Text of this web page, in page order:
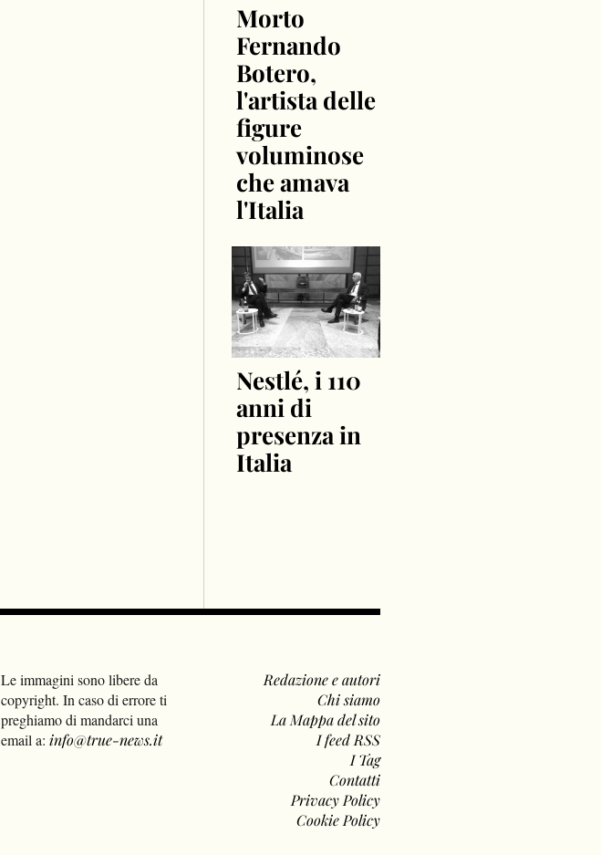
Morto
Fernando
Botero,
l'artista delle
figure
voluminose
che amava
l'Italia
Nestlé, i 110
anni di
presenza in
Italia
Le immagini sono libere da
copyright. In caso di errore ti
preghiamo di mandarci una
email a: info@true-news.it
Redazione e autori
Chi siamo
La Mappa del sito
I feed RSS
I Tag
Contatti
Privacy Policy
Cookie Policy